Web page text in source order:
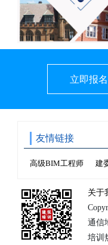
立即报名
友情链接
高级BIM工程师 建
关于
通信
培训